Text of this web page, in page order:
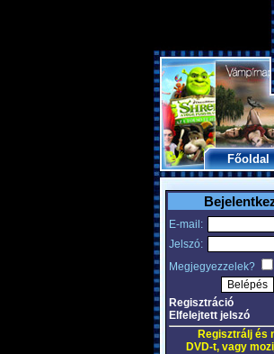
Főoldal
E-mail:
Jelszó:
Megjegyezzelek?
Regisztráció
Elfelejtett jelszó
Regisztrálj és
DVD-t, vagy